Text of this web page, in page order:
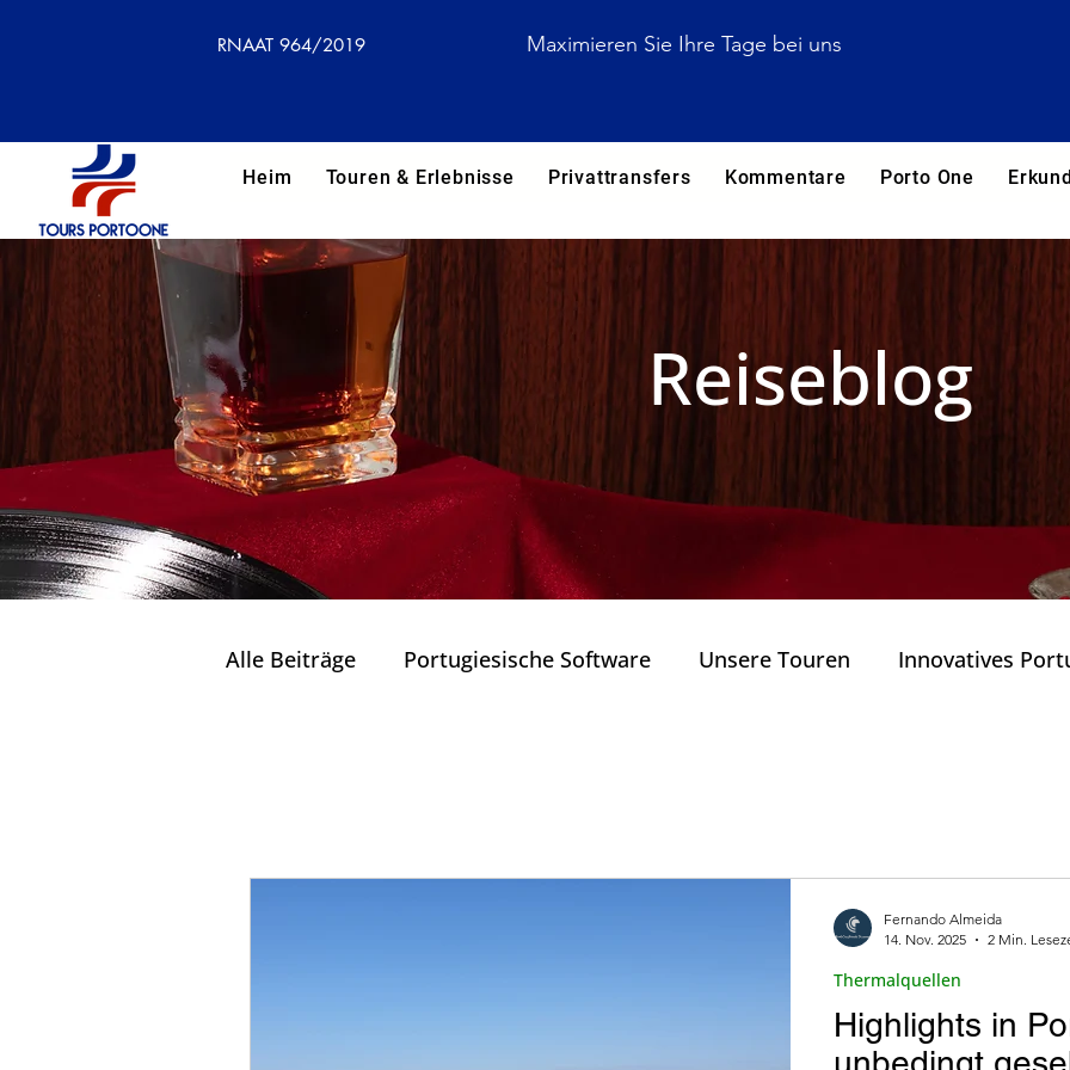
RNAAT 964/2019 Maximieren Sie Ihre Tage bei uns
Heim Touren & Erlebnisse Privattransfers Kommentare Porto One
Reiseblog
Alle Beiträge Portugiesische Software Unsere Touren Innovatives
Portugals Technologiesektor
Weine und
Highlights in
Thermalquellen
Fernando Almeida
14. Nov. 2025
2 Min.